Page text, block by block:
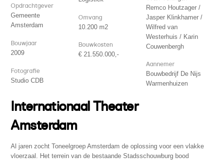
Opdrachtgever
Gemeente
Amsterdam
Bouwjaar
2009
Fotografie
Studio CDB
Omvang
10.200 m2
Bouwkosten
€ 21.550.000,-
Remco Houtzager /
Jasper Klinkhamer /
Wilfred van
Westerhuis / Karin
Couwenbergh
Aannemer
Bouwbedrijf De Nijs
Warmenhuizen
Internationaal Theater
Amsterdam
Al jaren zocht Toneelgroep Amsterdam de oplossing voor een vlakke
vloerzaal. Het terrein van de bestaande Stadsschouwburg bood